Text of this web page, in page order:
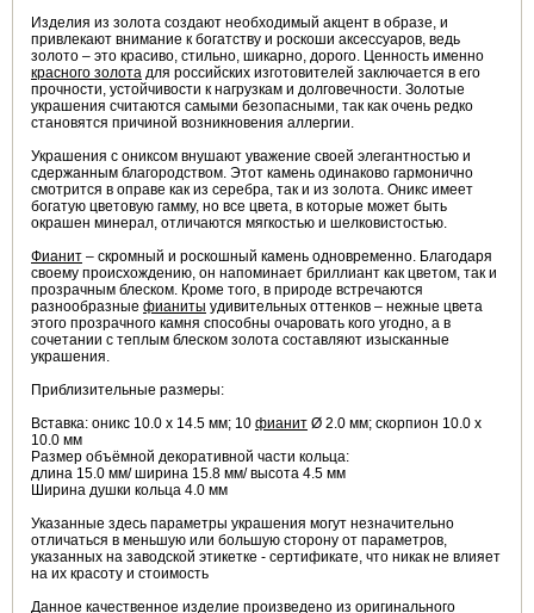
Изделия из золота создают необходимый акцент в образе, и
привлекают внимание к богатству и роскоши аксессуаров, ведь
золото – это красиво, стильно, шикарно, дорого. Ценность именно
красного золота для российских изготовителей заключается в его
прочности, устойчивости к нагрузкам и долговечности. Золотые
украшения считаются самыми безопасными, так как очень редко
становятся причиной возникновения аллергии.
Украшения с ониксом внушают уважение своей элегантностью и
сдержанным благородством. Этот камень одинаково гармонично
смотрится в оправе как из серебра, так и из золота. Оникс имеет
богатую цветовую гамму, но все цвета, в которые может быть
окрашен минерал, отличаются мягкостью и шелковистостью.
Фианит – скромный и роскошный камень одновременно. Благодаря
своему происхождению, он напоминает бриллиант как цветом, так и
прозрачным блеском. Кроме того, в природе встречаются
разнообразные фианиты удивительных оттенков – нежные цвета
этого прозрачного камня способны очаровать кого угодно, а в
сочетании с теплым блеском золота составляют изысканные
украшения.
Приблизительные размеры:
Вставка: оникс 10.0 х 14.5 мм; 10 фианит Ø 2.0 мм; скорпион 10.0 х
10.0 мм
Размер объёмной декоративной части кольца:
длина 15.0 мм/ ширина 15.8 мм/ высота 4.5 мм
Ширина душки кольца 4.0 мм
Указанные здесь параметры украшения могут незначительно
отличаться в меньшую или большую сторону от параметров,
указанных на заводской этикетке - сертификате, что никак не влияет
на их красоту и стоимость
Данное качественное изделие произведено из оригинального